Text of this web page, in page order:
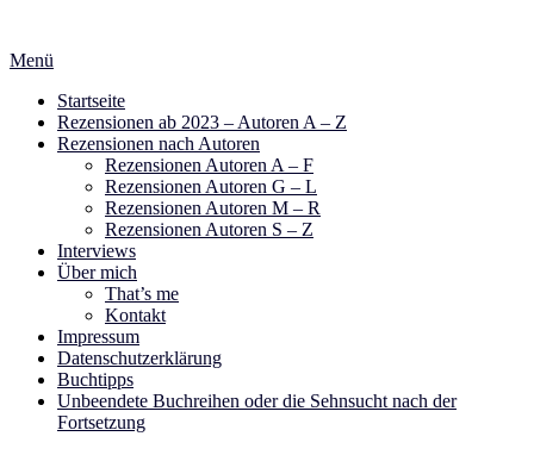
springen
Menü
Startseite
Rezensionen ab 2023 – Autoren A – Z
Rezensionen nach Autoren
Rezensionen Autoren A – F
Rezensionen Autoren G – L
Rezensionen Autoren M – R
Rezensionen Autoren S – Z
Interviews
Über mich
That’s me
Kontakt
Impressum
Datenschutzerklärung
Buchtipps
Unbeendete Buchreihen oder die Sehnsucht nach der
Fortsetzung